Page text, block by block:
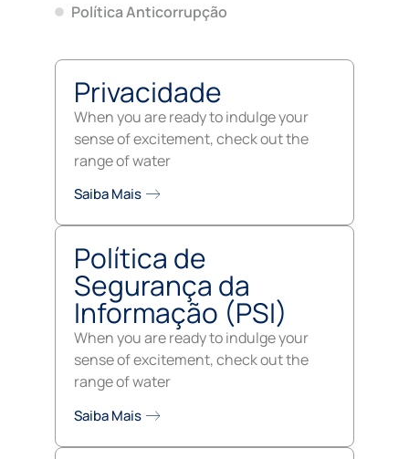
Política Anticorrupção
Privacidade
When you are ready to indulge your
sense of excitement, check out the
range of water
Saiba Mais
Política de
Segurança da
Informação (PSI)
When you are ready to indulge your
sense of excitement, check out the
range of water
Saiba Mais